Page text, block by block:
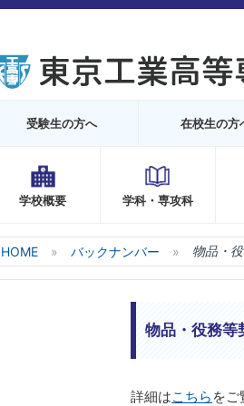
受験生の方へ 在校生の方
学校概要 学科・専攻科
HOME バックナンバー 物品・
物品・役務等
詳細はこちら をご